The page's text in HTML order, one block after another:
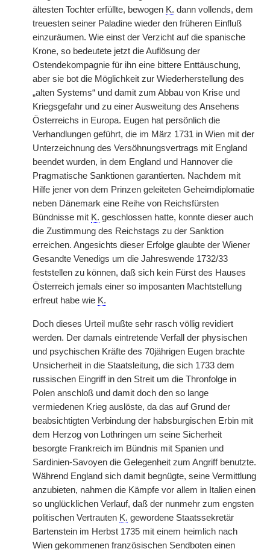
ältesten Tochter erfüllte, bewogen K. dann vollends, dem
treuesten seiner Paladine wieder den früheren Einfluß
einzuräumen. Wie einst der Verzicht auf die spanische
Krone, so bedeutete jetzt die Auflösung der
Ostendekompagnie für ihn eine bittere Enttäuschung,
aber sie bot die Möglichkeit zur Wiederherstellung des
„alten Systems“ und damit zum Abbau von Krise und
Kriegsgefahr und zu einer Ausweitung des Ansehens
Österreichs in Europa. Eugen hat persönlich die
Verhandlungen geführt, die im März 1731 in Wien mit der
Unterzeichnung des Versöhnungsvertrags mit England
beendet wurden, in dem England und Hannover die
Pragmatische Sanktionen garantierten. Nachdem mit
Hilfe jener von dem Prinzen geleiteten Geheimdiplomatie
neben Dänemark eine Reihe von Reichsfürsten
Bündnisse mit K. geschlossen hatte, konnte dieser auch
die Zustimmung des Reichstags zu der Sanktion
erreichen. Angesichts dieser Erfolge glaubte der Wiener
Gesandte Venedigs um die Jahreswende 1732/33
feststellen zu können, daß sich kein Fürst des Hauses
Österreich jemals einer so imposanten Machtstellung
erfreut habe wie K.
Doch dieses Urteil mußte sehr rasch völlig revidiert
werden. Der damals eintretende Verfall der physischen
und psychischen Kräfte des 70jährigen Eugen brachte
Unsicherheit in die Staatsleitung, die sich 1733 dem
russischen Eingriff in den Streit um die Thronfolge in
Polen anschloß und damit doch den so lange
vermiedenen Krieg auslöste, da das auf Grund der
beabsichtigten Verbindung der habsburgischen Erbin mit
dem Herzog von Lothringen um seine Sicherheit
besorgte Frankreich im Bündnis mit Spanien und
Sardinien-Savoyen die Gelegenheit zum Angriff benutzte.
Während England sich damit begnügte, seine Vermittlung
anzubieten, nahmen die Kämpfe vor allem in Italien einen
so unglücklichen Verlauf, daß der nunmehr zum engsten
politischen Vertrauten K. gewordene Staatssekretär
Bartenstein im Herbst 1735 mit einem heimlich nach
Wien gekommenen französischen Sendboten einen